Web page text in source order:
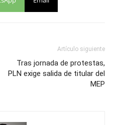
Artículo siguiente
Tras jornada de protestas,
PLN exige salida de titular del
MEP